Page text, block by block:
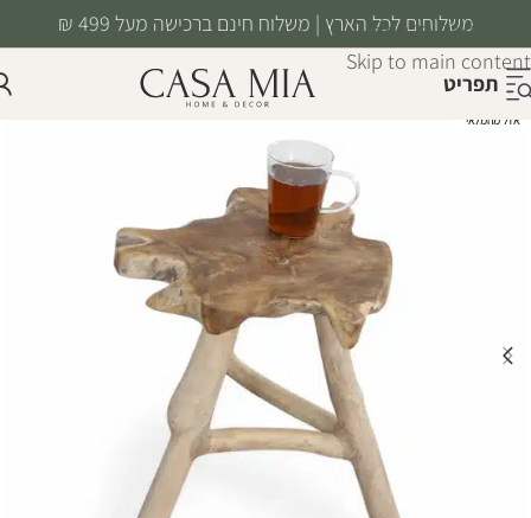
Skip to navigation
Skip to main content
משלוחים לכל הארץ | משלוח חינם ברכישה מעל 499 ₪
תפריט
אזל מהמלאי